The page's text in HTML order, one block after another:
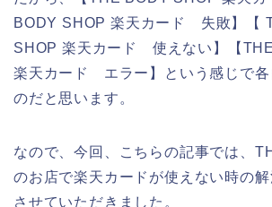
BODY SHOP 楽天カード 失敗】【
SHOP 楽天カード 使えない】【
楽天カード エラー】という感じで各
のだと思います。
なので、今回、こちらの記事では、
のお店で楽天カードが使えない時の解
させていただきました。